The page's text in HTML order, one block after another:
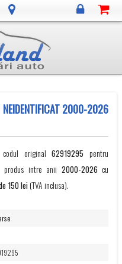
NEIDENTIFICAT 2000-2026
original62919295 pentru
produs intre anii 2000-2026 cu
150 lei(TVA inclusa).